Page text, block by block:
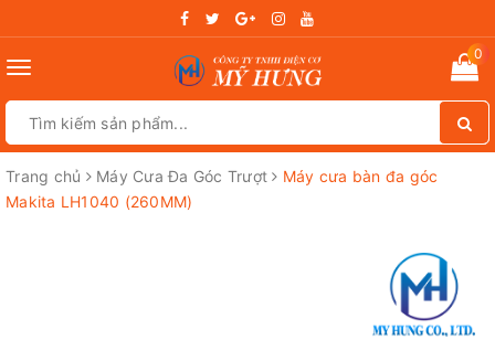
Toggle
0
Trang chủ Máy Cưa Đa Góc Trượt
Máy cưa bàn đa góc
Makita LH1040 (260MM)